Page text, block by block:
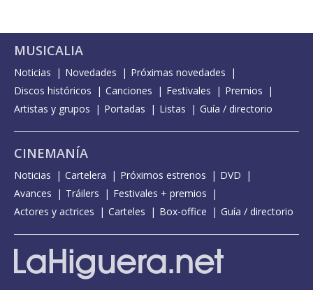
MUSICALIA
Noticias Novedades
Próximas novedades
Discos históricos
Canciones Festivales
Premios
Artistas y grupos
Portadas Listas Guía / directorio
CINEMANÍA
Noticias Cartelera Próximos estrenos
DVD
Avances
Tráilers
Festivales + premios
Actores y actrices
Carteles Box-office Guía / directorio